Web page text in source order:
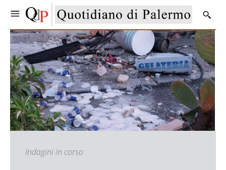
Indagini in corso